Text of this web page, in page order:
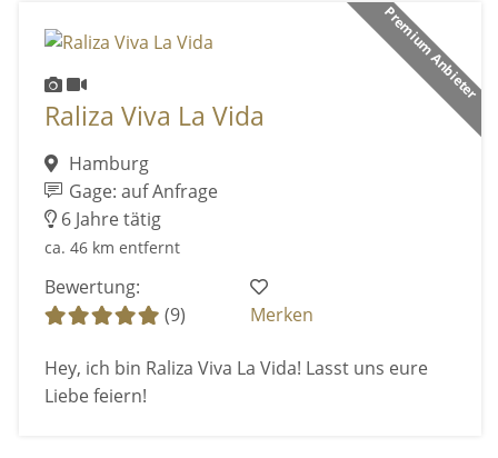
Premium Anbieter
Raliza Viva La Vida
Hamburg
Gage: auf Anfrage
6 Jahre tätig
ca. 46 km entfernt
Bewertung:
(9)
Merken
Hey, ich bin Raliza Viva La Vida! Lasst uns eure
Liebe feiern!